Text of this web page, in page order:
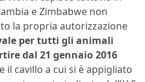
e Zimbabwe non
la propria autorizzazione
per tutti gli animali
dal 21 gennaio 2016
e il cavillo a cui si è appigliato